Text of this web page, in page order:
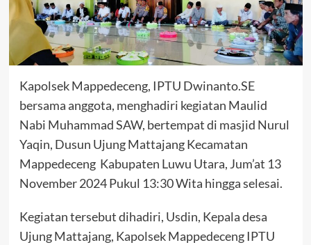
Kapolsek Mappedeceng, IPTU Dwinanto.SE
bersama anggota, menghadiri kegiatan Maulid
Nabi Muhammad SAW, bertempat di masjid Nurul
Yaqin, Dusun Ujung Mattajang Kecamatan
Mappedeceng Kabupaten Luwu Utara, Jum’at 13
November 2024 Pukul 13:30 Wita hingga selesai.
Kegiatan tersebut dihadiri, Usdin, Kepala desa
Ujung Mattajang, Kapolsek Mappedeceng IPTU